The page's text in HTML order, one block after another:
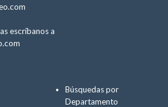
escríbanos a
Búsquedas por
Departamento